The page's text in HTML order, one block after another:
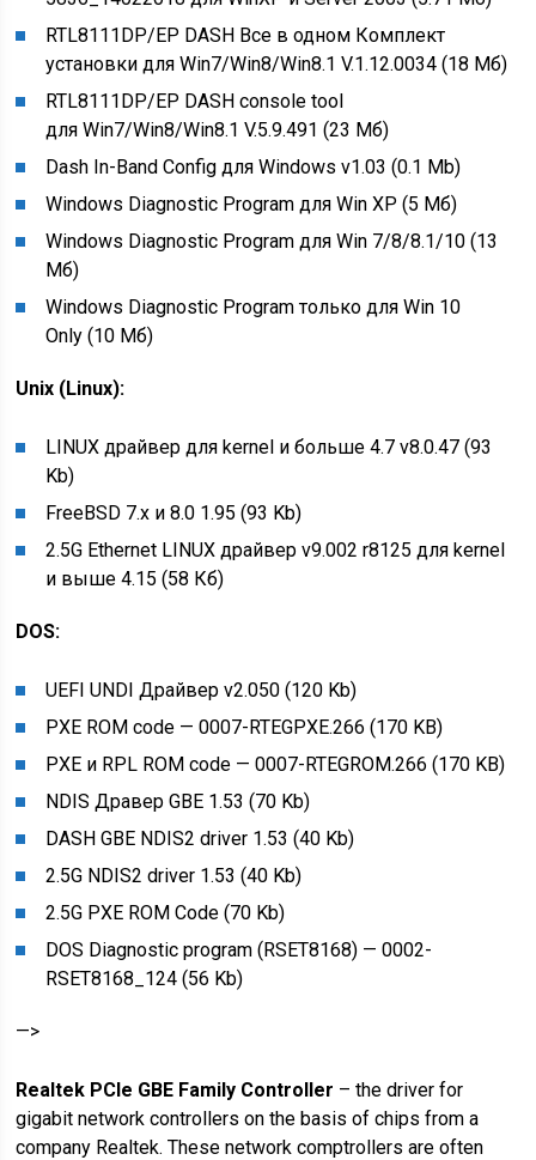
RTL8111DP/EP DASH Все в одном Комплект
установки для Win7/Win8/Win8.1 V.1.12.0034 (18 Мб)
RTL8111DP/EP DASH console tool
для Win7/Win8/Win8.1 V.5.9.491 (23 Мб)
Dash In-Band Config для Windows v1.03 (0.1 Mb)
Windows Diagnostic Program для Win XP (5 Мб)
Windows Diagnostic Program для Win 7/8/8.1/10 (13
Мб)
Windows Diagnostic Program только для Win 10
Only (10 Мб)
Unix (Linux):
LINUX драйвер для kernel и больше 4.7 v8.0.47 (93
Kb)
FreeBSD 7.x и 8.0 1.95 (93 Kb)
2.5G Ethernet LINUX драйвер v9.002 r8125 для kernel
и выше 4.15 (58 Кб)
DOS:
UEFI UNDI Драйвер v2.050 (120 Kb)
PXE ROM code — 0007-RTEGPXE.266 (170 KB)
PXE и RPL ROM code — 0007-RTEGROM.266 (170 KB)
NDIS Дравер GBE 1.53 (70 Kb)
DASH GBE NDIS2 driver 1.53 (40 Kb)
2.5G NDIS2 driver 1.53 (40 Kb)
2.5G PXE ROM Code (70 Kb)
DOS Diagnostic program (RSET8168) — 0002-
RSET8168_124 (56 Kb)
—>
Realtek PCIe GBE Family Controller – the driver for
gigabit network controllers on the basis of chips from a
company Realtek. These network comptrollers are often